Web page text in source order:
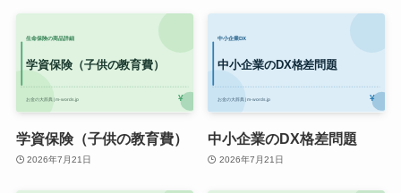
学資保険（子供の教育費）
2026年7月21日
中小企業のDX格差問題
2026年7月21日